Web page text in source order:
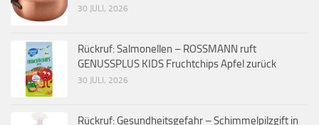
30 JULI, 2026
Rückruf: Salmonellen – ROSSMANN ruft
GENUSSPLUS KIDS Fruchtchips Apfel zurück
30 JULI, 2026
Rückruf: Gesundheitsgefahr – Schimmelpilzgift in